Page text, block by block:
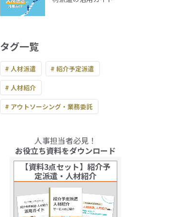
タグ一覧
# 人材派遣 # 紹介予定派遣
# 人材紹介
# アウトソーシング・業務委託
人事担当者必見！
お役立ち資料をダウンロード
【資料3点セット】紹介予
定派遣・人材紹介